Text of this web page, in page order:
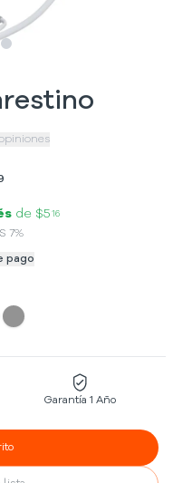
3
Slide
de $5 16
7%
pago
Garantía 1 Año